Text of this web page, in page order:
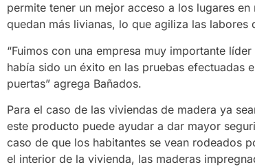
permite tener un mejor acceso a los lugares
quedan más livianas, lo que agiliza las labores
“Fuimos con una empresa muy importante
había sido un éxito en las pruebas efectuadas
puertas” agrega Bañados.
Para el caso de las viviendas de madera ya
este producto puede ayudar a dar mayor
caso de que los habitantes se vean rodeados
el interior de la vivienda, las maderas